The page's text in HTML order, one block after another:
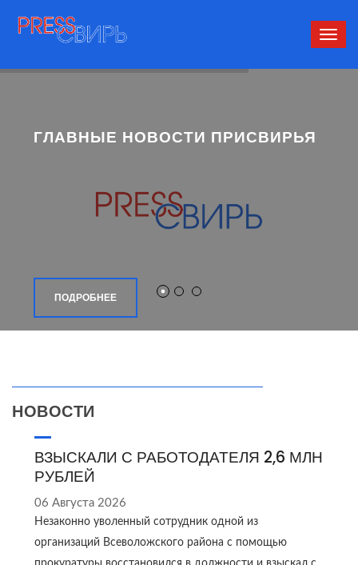
ГЛАВНЫЕ НОВОСТИ ПРИСВИРЬЯ
ПОДРОБНЕЕ
НОВОСТИ
ВЗЫСКАЛИ С РАБОТОДАТЕЛЯ 2,6 МЛН
РУБЛЕЙ
06 Августа 2026
Незаконно уволенный сотрудник одной из
организаций Всеволожского района с помощью